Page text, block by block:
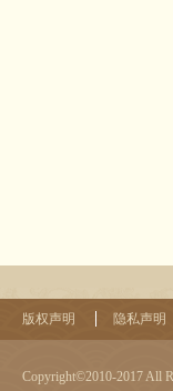
版权声明 隐私声明
Copyright©2010-2017 All